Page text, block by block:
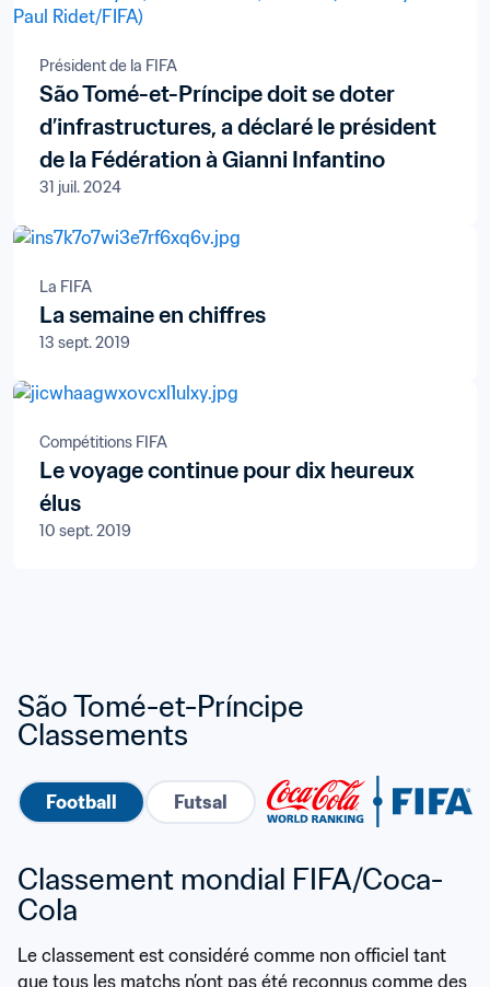
Président de la FIFA
São Tomé-et-Príncipe doit se doter
d’infrastructures, a déclaré le président
de la Fédération à Gianni Infantino
31 juil. 2024
La FIFA
La semaine en chiffres
13 sept. 2019
Compétitions FIFA
Le voyage continue pour dix heureux
élus
10 sept. 2019
São Tomé-et-Príncipe
Classements
Football Futsal
Classement mondial FIFA/Coca-
Cola
Le classement est considéré comme non officiel tant
que tous les matchs n’ont pas été reconnus comme des